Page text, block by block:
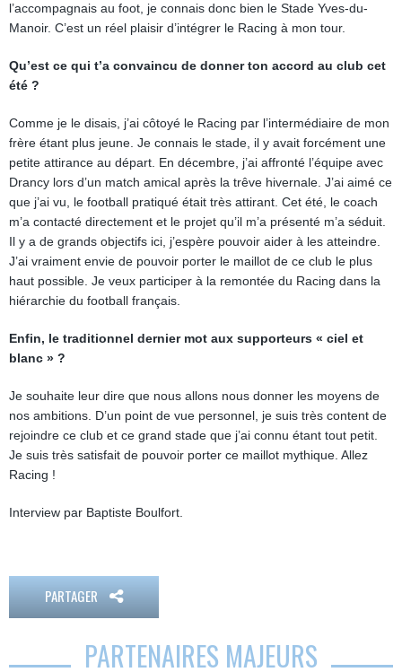
l’accompagnais au foot, je connais donc bien le Stade Yves-du-
Manoir. C’est un réel plaisir d’intégrer le Racing à mon tour.
Qu’est ce qui t’a convaincu de donner ton accord au club cet
été ?
Comme je le disais, j’ai côtoyé le Racing par l’intermédiaire de mon
frère étant plus jeune. Je connais le stade, il y avait forcément une
petite attirance au départ. En décembre, j’ai affronté l’équipe avec
Drancy lors d’un match amical après la trêve hivernale. J’ai aimé ce
que j’ai vu, le football pratiqué était très attirant. Cet été, le coach
m’a contacté directement et le projet qu’il m’a présenté m’a séduit.
Il y a de grands objectifs ici, j’espère pouvoir aider à les atteindre.
J’ai vraiment envie de pouvoir porter le maillot de ce club le plus
haut possible. Je veux participer à la remontée du Racing dans la
hiérarchie du football français.
Enfin, le traditionnel dernier mot aux supporteurs « ciel et
blanc » ?
Je souhaite leur dire que nous allons nous donner les moyens de
nos ambitions. D’un point de vue personnel, je suis très content de
rejoindre ce club et ce grand stade que j’ai connu étant tout petit.
Je suis très satisfait de pouvoir porter ce maillot mythique. Allez
Racing !
Interview par Baptiste Boulfort.
PARTAGER
PARTENAIRES MAJEURS